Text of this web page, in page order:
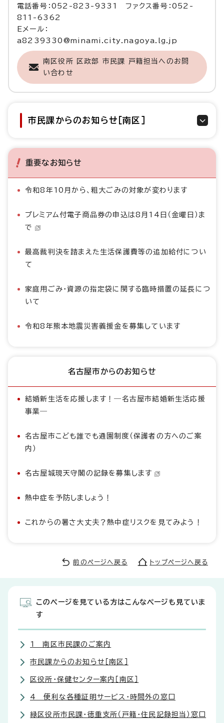
電話番号：052-823-9331 ファクス番号：052-
811-6362
Eメール：
a8239330@minami.city.nagoya.lg.jp
南区役所 区政部 市民課 戸籍担当へのお問
い合わせ
市民課からのお知らせ［南区］
重要なお知らせ
令和8年10月から、粗大ごみの対象が変わります
プレミアム付電子商品券の申込は8月14日（金曜日）ま
で
最高裁判決を踏まえた生活保護費等の追加給付につい
て
家庭用ごみ・資源の指定袋に関する臨時措置の延長につ
いて
令和8年熊本地震災害義援金を募集しています
名古屋市からのお知らせ
結婚新生活を応援します！―名古屋市結婚新生活応援
事業―
名古屋市こども誰でも通園制度（保護者の方へのご案
内）
名古屋城現天守閣の記録を募集します
熱中症を予防しましょう！
これからの暑さ大丈夫？熱中症リスクを見てみよう！
前のページへ戻る トップページへ戻る
このページを見ている方はこんなページも見ていま
す
1 南区市民課のご案内
市民課からのお知らせ［南区］
区役所・保健センター案内［南区］
4 便利な各種証明サービス・時間外の窓口
緑区役所市民課・徳重支所（戸籍・住民記録担当）窓口